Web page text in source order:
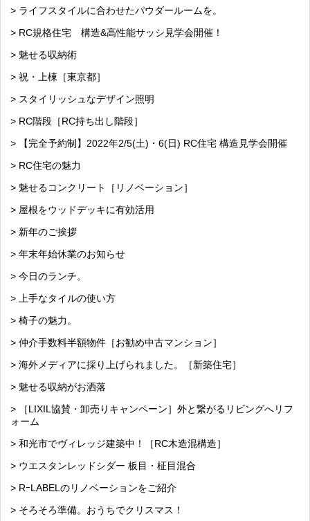
> ライフスタイルに合わせたパウダールームを。
> RC規格住宅 構造&高性能サッシ見学会開催！
> 魅せる収納術
> 祝・上棟［東京都］
> スタイリッシュなデザイン照明
> RC階段［RC持ち出し階段］
> 【完全予約制】2022年2/5(土)・6(日) RC住宅 構造見学会開催
> RC住宅の魅力
> 魅せるコンクリート［リノベーション］
> 屋根をウッドデッキに有効活用
> 新年のご挨拶
> 年末年始休業のお知らせ
> 今日のランチ。
> 上手なタイルの使い方
> 椅子の魅力。
> 仲介手数料半額物件［お勧め中古マンション］
> 海外メディアに採り上げられました。［新築住宅］
> 魅せる収納がお洒落
> ［LIXIL協賛・卸売りキャンペーン］外と繋がるリビングへリフ
ォーム
> 和光市でヴィレッジ建築中！［RC木造混構造］
> ウエスタンレッドシダー 板目・柾目混合
> RｰLABELのリノベーションをご紹介
> そろそろ準備。おうちでクリスマス！